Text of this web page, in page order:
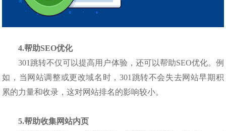
4.帮助SEO优化
301跳转不仅可以提高用户体验，还可以帮助SEO优化。例
如，当网站调整或更改域名时，301跳转不会失去网站早期积
累的力量和收录，这对网站排名的影响较小。
5.帮助收集网站内页